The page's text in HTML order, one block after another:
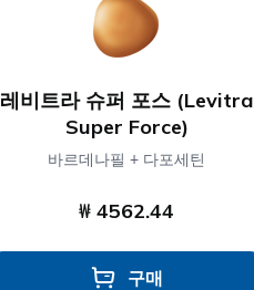
레비트라 슈퍼 포스 (Levitra
Super Force)
바르데나필 + 다포세틴
₩ 4562.44
구매